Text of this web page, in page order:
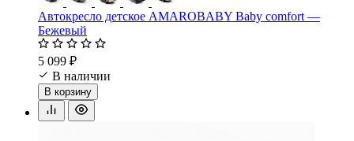
Автокресло детское AMAROBABY Baby comfort —
Бежевый
5 099 ₽
В наличии
В корзину